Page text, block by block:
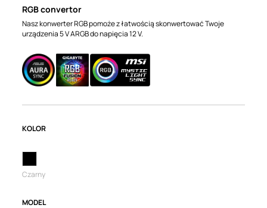
RGB convertor
Nasz konwerter RGB pomoże z łatwością skonwertować Twoje
urządzenia 5 V ARGB do napięcia 12 V.
KOLOR
Czarny
MODEL